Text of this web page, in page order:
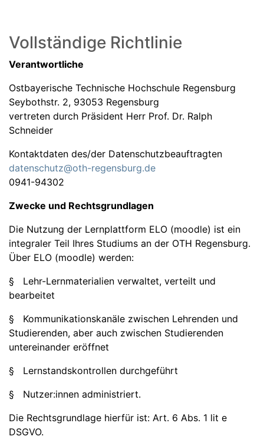
Vollständige Richtlinie
Verantwortliche
Ostbayerische Technische Hochschule Regensburg
Seybothstr. 2, 93053 Regensburg
vertreten durch Präsident Herr Prof. Dr. Ralph
Schneider
Kontaktdaten des/der Datenschutzbeauftragten
datenschutz@oth-regensburg.de
0941-94302
Zwecke und Rechtsgrundlagen
Die Nutzung der Lernplattform ELO (moodle) ist ein
integraler Teil Ihres Studiums an der OTH Regensburg.
Über ELO (moodle) werden:
§ Lehr-Lernmaterialien verwaltet, verteilt und
bearbeitet
§ Kommunikationskanäle zwischen Lehrenden und
Studierenden, aber auch zwischen Studierenden
untereinander eröffnet
§ Lernstandskontrollen durchgeführt
§ Nutzer:innen administriert.
Die Rechtsgrundlage hierfür ist: Art. 6 Abs. 1 lit e
DSGVO.